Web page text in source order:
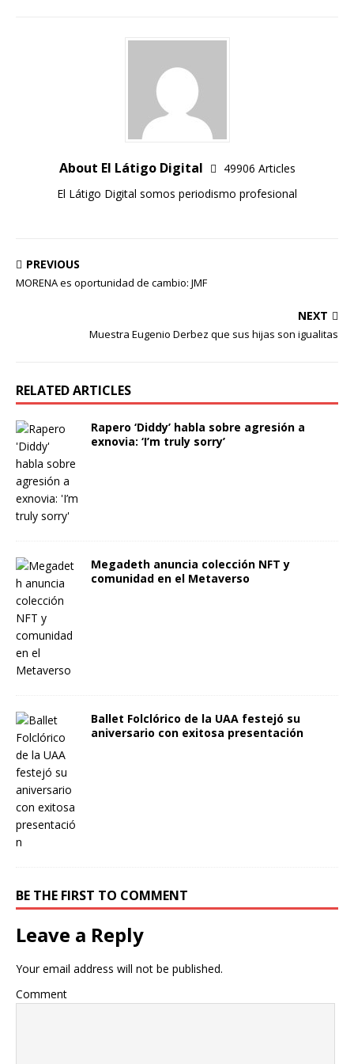
About El Látigo Digital
49906 Articles
El Látigo Digital somos periodismo profesional
PREVIOUS
MORENA es oportunidad de cambio: JMF
NEXT
Muestra Eugenio Derbez que sus hijas son igualitas
RELATED ARTICLES
Rapero ‘Diddy’ habla sobre agresión a
exnovia: ‘I’m truly sorry’
Megadeth anuncia colección NFT y
comunidad en el Metaverso
Ballet Folclórico de la UAA festejó su
aniversario con exitosa presentación
BE THE FIRST TO COMMENT
Leave a Reply
Your email address will not be published.
Comment